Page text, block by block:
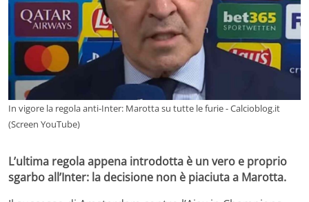
In vigore la regola anti-Inter: Marotta su tutte le furie - Calcioblog.it
(Screen YouTube)
L’ultima regola appena introdotta è un vero e proprio
sgarbo all’Inter: la decisione non è piaciuta a Marotta.